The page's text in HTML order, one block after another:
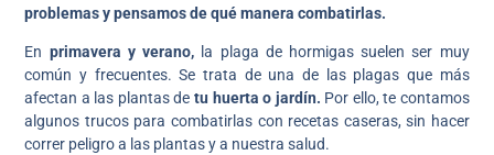
problemas y pensamos de qué manera combatirlas.
En primavera y verano, la plaga de hormigas suelen ser muy
común y frecuentes. Se trata de una de las plagas que más
afectan a las plantas de tu huerta o jardín. Por ello, te contamos
algunos trucos para combatirlas con recetas caseras, sin hacer
correr peligro a las plantas y a nuestra salud.